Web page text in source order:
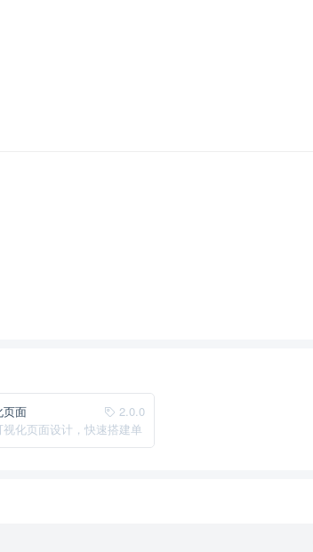
2.0.0
页面
视化页面设计，快速搭建单
，支持留言交互